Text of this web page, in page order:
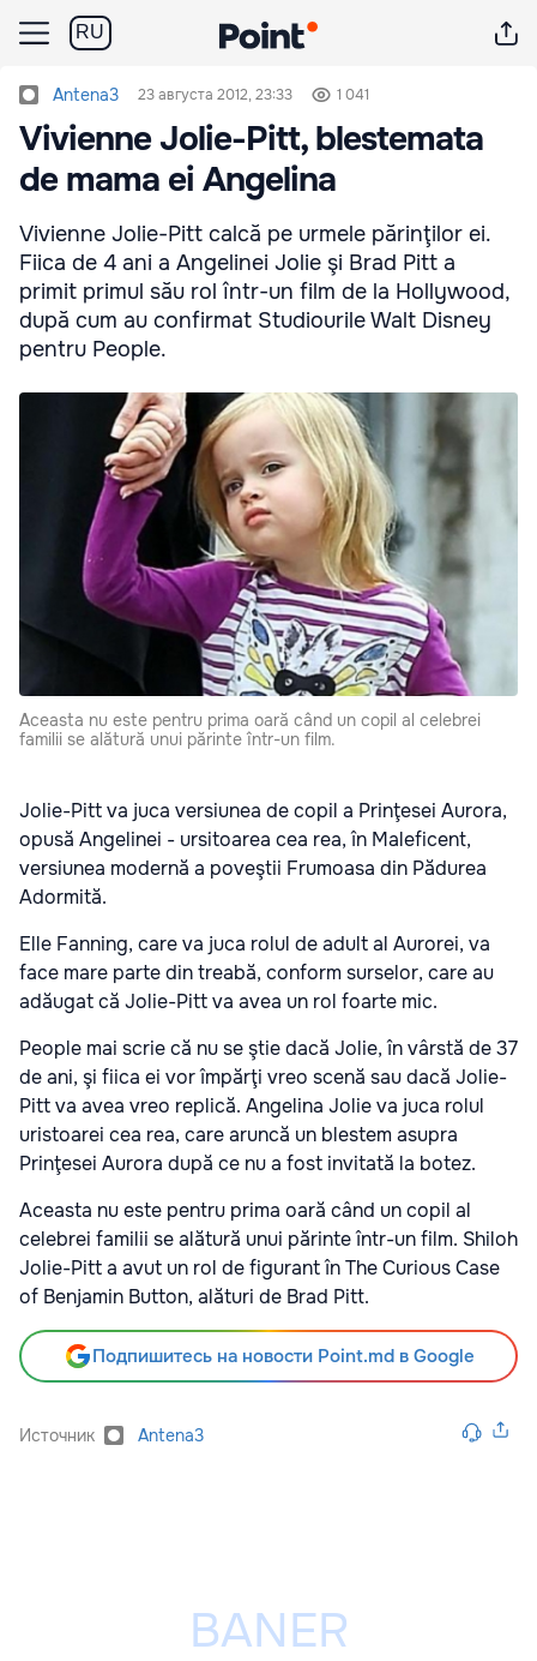
RU
Antena3 23 августа 2012, 23:33 1 041
Vivienne Jolie-Pitt, blestemata
de mama ei Angelina
Vivienne Jolie-Pitt calcă pe urmele părinţilor ei.
Fiica de 4 ani a Angelinei Jolie şi Brad Pitt a
primit primul său rol într-un film de la Hollywood,
după cum au confirmat Studiourile Walt Disney
pentru People.
Aceasta nu este pentru prima oară când un copil al celebrei
familii se alătură unui părinte într-un film.
Jolie-Pitt va juca versiunea de copil a Prinţesei Aurora,
opusă Angelinei - ursitoarea cea rea, în Maleficent,
versiunea modernă a poveştii Frumoasa din Pădurea
Adormită.
Elle Fanning, care va juca rolul de adult al Aurorei, va
face mare parte din treabă, conform surselor, care au
adăugat că Jolie-Pitt va avea un rol foarte mic.
People mai scrie că nu se ştie dacă Jolie, în vârstă de 37
de ani, şi fiica ei vor împărţi vreo scenă sau dacă Jolie-
Pitt va avea vreo replică. Angelina Jolie va juca rolul
uristoarei cea rea, care aruncă un blestem asupra
Prinţesei Aurora după ce nu a fost invitată la botez.
Aceasta nu este pentru prima oară când un copil al
celebrei familii se alătură unui părinte într-un film. Shiloh
Jolie-Pitt a avut un rol de figurant în The Curious Case
of Benjamin Button, alături de Brad Pitt.
Подпишитесь на новости Point.md в Google
Источник Antena3